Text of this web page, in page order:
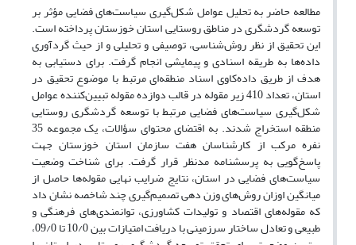
مطالعه حاضر به تحلیل عوامل شکل‌گیری سیاست‌های فضایی مؤثر بر
توسعه گردشگری در مناطق روستایی استان خوزستان پرداخته است.
این تحقیق از نظر روش‌شناسی، توصیفی و تحلیلی و از حیث گردآوری
داده‌ها به طریقه اسنادی و پیمایشی انجام گرفت. برای دستیابی به
هدف از طریق داده‌کاوی اسناد منطقه‌ای مرتبط با موضوع تحقیق در
استان، تعداد 410 زیر مقوله در قالب دوازده مقوله تبیین‌کننده عوامل
شکل‌گیری سیاست‌های فضایی مرتبط با توسعه گردشگری روستایی
منطقه استخراج شدند. به اقتضای محتوای سؤالات، یک مجموعه 35
نفره مرکب از کارشناسان هفت سازمان استان خوزستان جهت
پاسخ‌گویی به پرسشنامه مدنظر قرار گرفت. برای شناخت وضعیت
سیاست‌های فضایی در استان، نتایج ضرایب نهایی مقوله‌ها حاصل از
میانگین اوزان روش‌های وزن دهی تصمیم‌گیری چند شاخصه نشان داد
که مقوله‌های اقتصاد و تولیدات کشاورزی، توانمندی‌های فرهنگی و
طبیعی و تعادل ساختار سرزمینی با دریافت امتیازات بین 10/0 تا 09/0،